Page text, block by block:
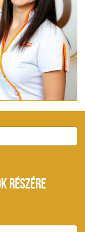
RÉSZÉRE